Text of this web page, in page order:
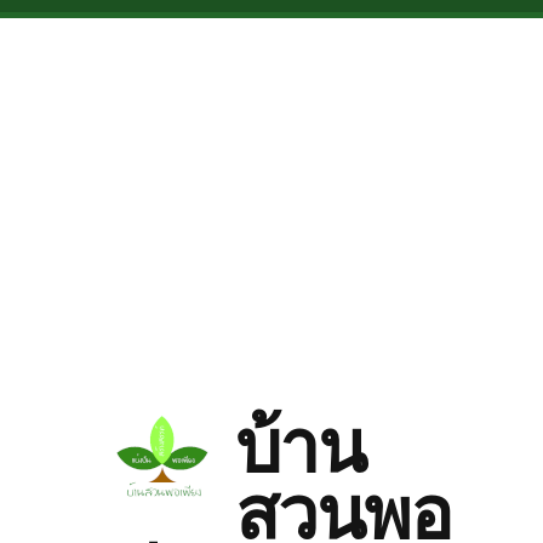
Skip to main content
บ้าน
สวนพอ